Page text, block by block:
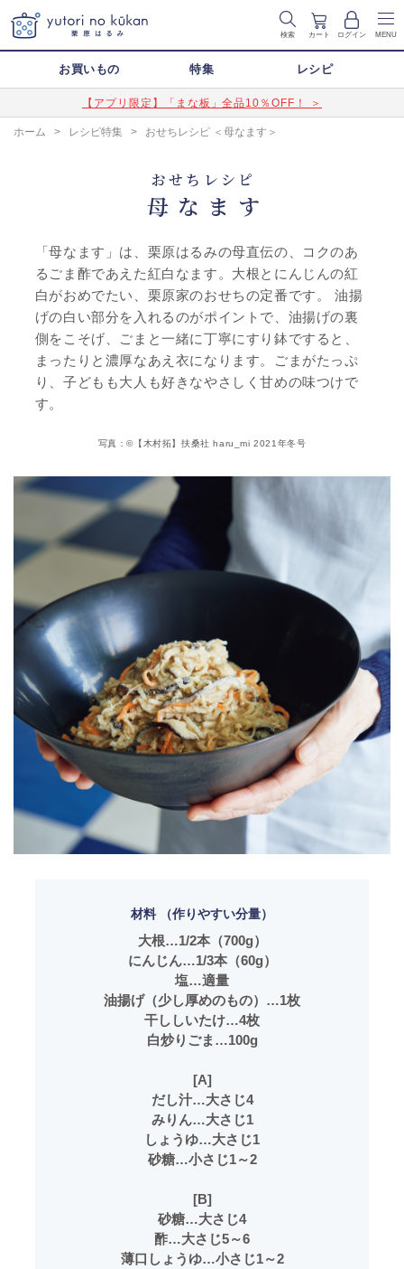
検索 カート ログイン MENU
お買いもの 特集 レシピ
【アプリ限定】「まな板」全品10％OFF！ ＞
ホーム > レシピ特集 > おせちレシピ ＜母なます＞
おせちレシピ
母なます
「母なます」は、栗原はるみの母直伝の、コクのあ
るごま酢であえた紅白なます。大根とにんじんの紅
白がおめでたい、栗原家のおせちの定番です。 油揚
げの白い部分を入れるのがポイントで、油揚げの裏
側をこそげ、ごまと一緒に丁寧にすり鉢ですると、
まったりと濃厚なあえ衣になります。ごまがたっぷ
り、子どもも大人も好きなやさしく甘めの味つけで
す。
写真：©【木村拓】扶桑社 haru_mi 2021年冬号
材料 （作りやすい分量）
大根…1/2本（700g）
にんじん…1/3本（60g）
塩…適量
油揚げ（少し厚めのもの）…1枚
干ししいたけ…4枚
白炒りごま…100g
[A]
だし汁…大さじ4
みりん…大さじ1
しょうゆ…大さじ1
砂糖…小さじ1～2
[B]
砂糖…大さじ4
酢…大さじ5～6
薄口しょうゆ…小さじ1～2